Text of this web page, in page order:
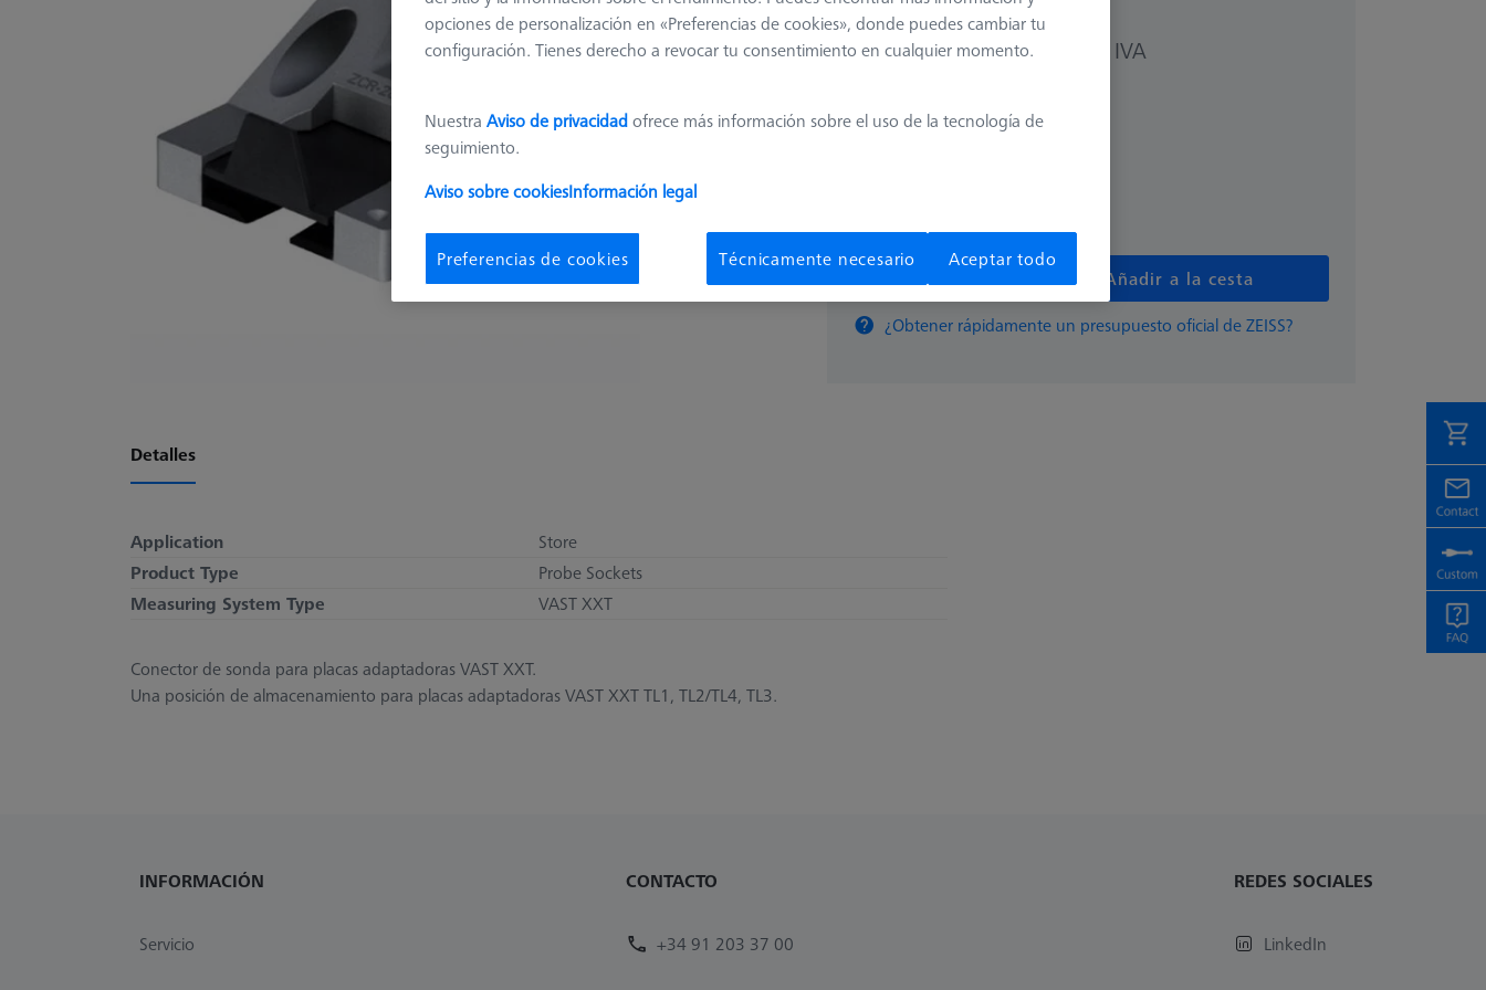
421,00 € más el IVA
Disponible
Añadir a la cesta
¿Obtener rápidamente un presupuesto oficial de ZEISS?
Detalles
Application
Store
Product Type
Probe Sockets
Measuring System Type
VAST XXT
Conector de sonda para placas adaptadoras VAST XXT.
Una posición de almacenamiento para placas adaptadoras VAST XXT TL1, TL2/TL4, TL3.
INFORMACIÓN
Servicio
CONTACTO
+34 91 203 37 00
REDES SOCIALES
LinkedIn
opciones de personalización en «Preferencias de cookies», donde puedes cambiar tu
configuración. Tienes derecho a revocar tu consentimiento en cualquier momento.
Nuestra Aviso de privacidadofrece más información sobre el uso de la tecnología de
seguimiento.
Aviso sobre cookiesInformación legal
Preferencias de cookies Técnicamente necesario Aceptar todo